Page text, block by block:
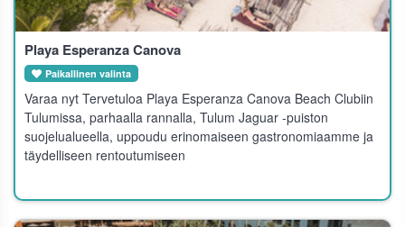
Playa Esperanza Canova
Paikallinen valinta
Varaa nyt Tervetuloa Playa Esperanza Canova Beach Clubiin
Tulumissa, parhaalla rannalla, Tulum Jaguar -puiston
suojelualueella, uppoudu erinomaiseen gastronomiaamme ja
täydelliseen rentoutumiseen